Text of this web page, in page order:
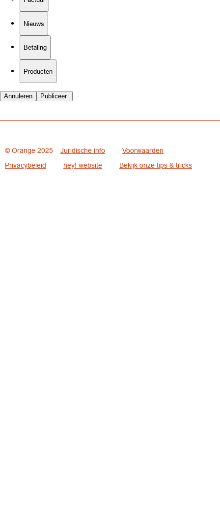
Nieuws
Betaling
Producten
Annuleren Publiceer
© Orange 2025 Juridische info
Voorwaarden
Privacybeleid
hey! website Bekijk onze tips & tricks